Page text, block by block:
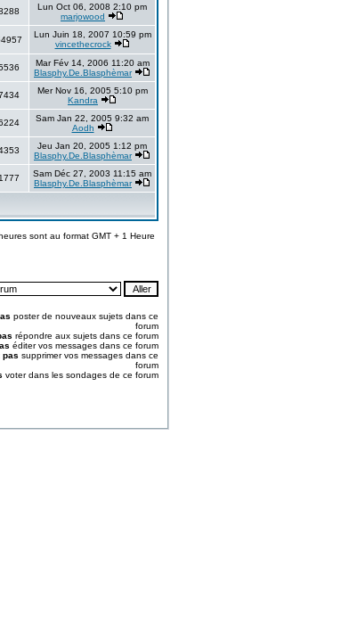
Lun Oct 06, 2008 2:10 pm
marjowood
Lun Juin 18, 2007 10:59 pm
vincethecrock
Mar Fév 14, 2006 11:20 am
Blasphy.De.Blasphèmar
Mer Nov 16, 2005 5:10 pm
Kandra
Sam Jan 22, 2005 9:32 am
Aodh
Jeu Jan 20, 2005 1:12 pm
Blasphy.De.Blasphèmar
Sam Déc 27, 2003 11:15 am
Blasphy.De.Blasphèmar
sont au format GMT + 1 Heure
poster de nouveaux sujets dans ce
forum
répondre aux sujets dans ce forum
éditer vos messages dans ce forum
pas supprimer vos messages dans ce
forum
voter dans les sondages de ce forum